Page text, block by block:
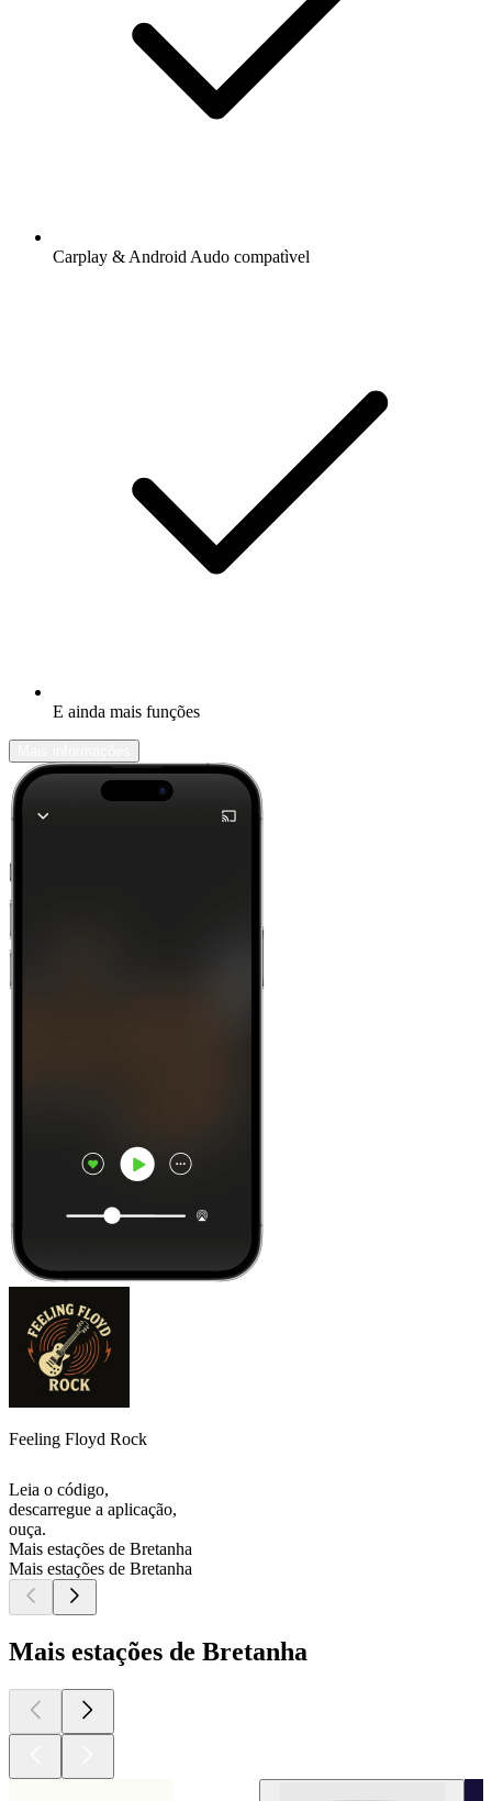
Carplay & Android Audo compatìvel
E ainda mais funções
Feeling Floyd Rock
Leia o código,
descarregue a aplicação,
ouça.
Mais estações de Bretanha
Mais estações de Bretanha
Mais estações de Bretanha